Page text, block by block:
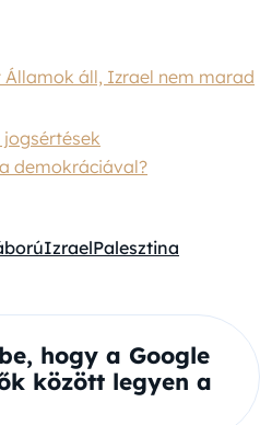
Államok áll, Izrael nem marad
demokráciával?
IzraelPalesztina
hogy a Google
között legyen a